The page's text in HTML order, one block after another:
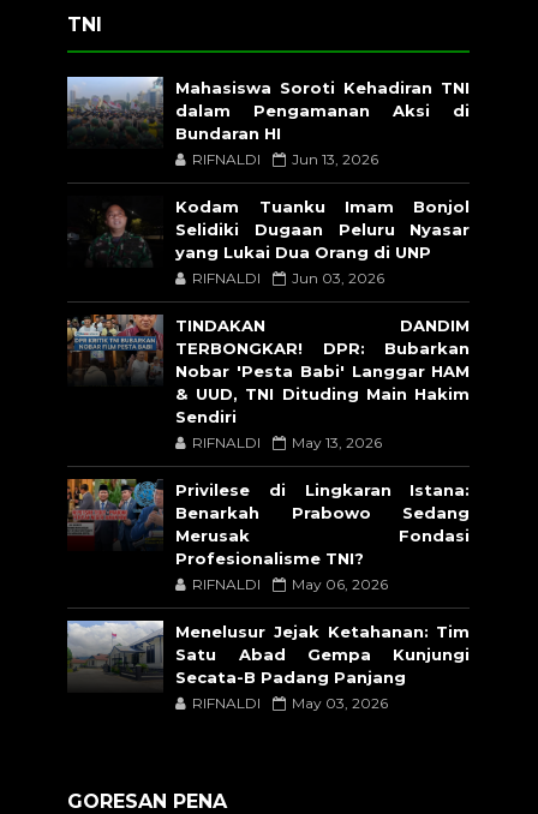
TNI
Mahasiswa Soroti Kehadiran TNI
dalam Pengamanan Aksi di
Bundaran HI
RIFNALDI Jun 13, 2026
Kodam Tuanku Imam Bonjol
Selidiki Dugaan Peluru Nyasar
yang Lukai Dua Orang di UNP
RIFNALDI Jun 03, 2026
TINDAKAN DANDIM
TERBONGKAR! DPR: Bubarkan
Nobar 'Pesta Babi' Langgar HAM
& UUD, TNI Dituding Main Hakim
Sendiri
RIFNALDI May 13, 2026
Privilese di Lingkaran Istana:
Benarkah Prabowo Sedang
Merusak Fondasi
Profesionalisme TNI?
RIFNALDI May 06, 2026
Menelusur Jejak Ketahanan: Tim
Satu Abad Gempa Kunjungi
Secata-B Padang Panjang
RIFNALDI May 03, 2026
GORESAN PENA